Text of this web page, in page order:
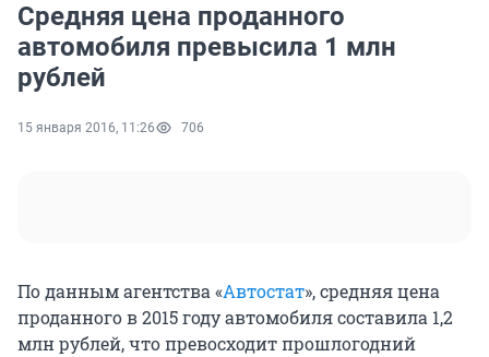
Средняя цена проданного
автомобиля превысила 1 млн
рублей
15 января 2016, 11:26 706
По данным агентства «Автостат», средняя цена
проданного в 2015 году автомобиля составила 1,2
млн рублей, что превосходит прошлогодний